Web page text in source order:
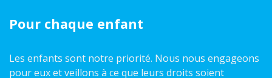
Pour chaque enfant
Les enfants sont notre priorité. Nous nous engageons
pour eux et veillons à ce que leurs droits soient